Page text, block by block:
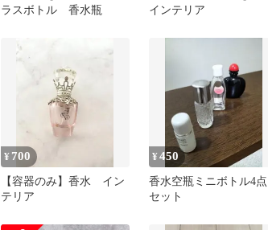
ラスボトル 香水瓶
インテリア
¥ 700
【容器のみ】香水 イン
テリア
¥450
香水空瓶ミニボトル4点
セット